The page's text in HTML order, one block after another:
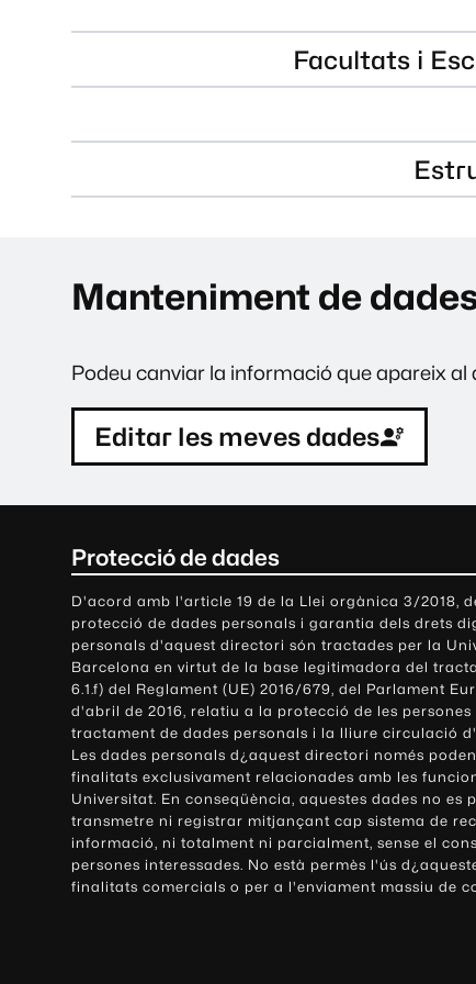
Facultats i
Manteniment de
Podeu canviar la informació que apareix
Editar les meves dades
Protecció de dades
D'acord amb l'article 19 de la Llei orgànica 3/2018,
protecció de dades personals i garantia dels drets
personals d'aquest directori són tractades per la
Barcelona en virtut de la base legitimadora del
6.1.f) del Reglament (UE) 2016/679, del Parlament
d'abril de 2016, relatiu a la protecció de les
tractament de dades personals i la lliure circulació
Les dades personals d¿aquest directori només
finalitats exclusivament relacionades amb les
Universitat. En conseqüència, aquestes dades no es
transmetre ni registrar mitjançant cap sistema de
informació, ni totalment ni parcialment, sense el
persones interessades. No està permès l'ús
finalitats comercials o per a l'enviament massiu de